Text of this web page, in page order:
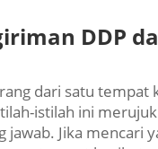
DDP
dari satu tempat
istilah ini
jawab. Jika mencari